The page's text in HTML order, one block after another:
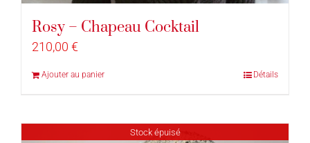
Rosy – Chapeau Cocktail
210,00 €
Ajouter au panier Détails
Stock épuisé